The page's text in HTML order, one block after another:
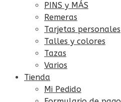
PINS y MÁS
Remeras
Tarjetas personales
Talles y colores
Tazas
Varios
Tienda
Mi Pedido